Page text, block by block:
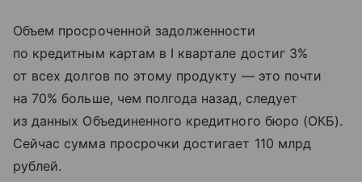
Объем просроченной задолженности
по кредитным картам в I квартале достиг 3%
от всех долгов по этому продукту — это почти
на 70% больше, чем полгода назад, следует
из данных Объединенного кредитного бюро (ОКБ).
Сейчас сумма просрочки достигает 110 млрд
рублей.